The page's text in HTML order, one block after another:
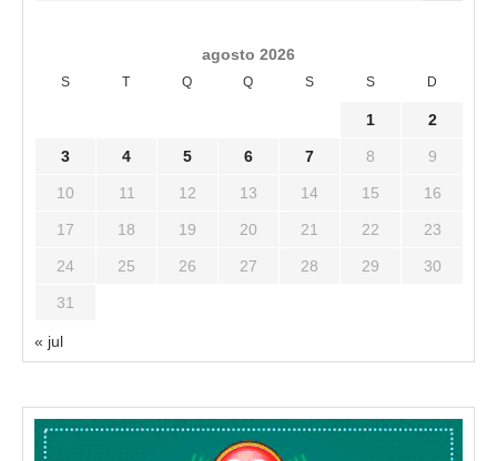
agosto 2026
S T Q Q S S D
1 2
3 4 5 6 7 8 9
10 11 12 13 14 15 16
17 18 19 20 21 22 23
24 25 26 27 28 29 30
31
« jul